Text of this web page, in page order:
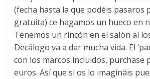
(fecha hasta la que podéis pasaros
gratuita) ce hagamos un hueco en
Tenemos un rincón en el salón al
Decálogo va a dar mucha vida. El
con los marcos incluidos, purchase
euros. Así que si os lo imagináis